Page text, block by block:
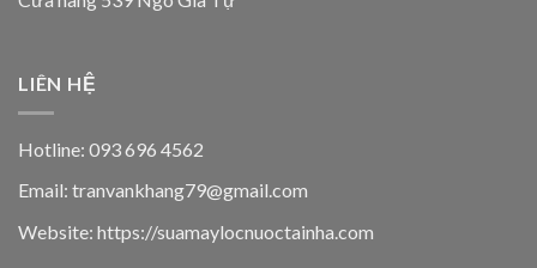
LIÊN HỆ
Hotline: 093 696 4562
Email: tranvankhang79@gmail.com
Website: https://suamaylocnuoctainha.com